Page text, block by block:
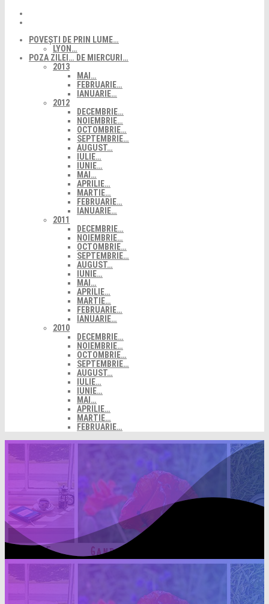
POVEȘTI DE PRIN LUME…
LYON…
POZA ZILEI… DE MIERCURI…
2013
MAI…
FEBRUARIE…
IANUARIE…
2012
DECEMBRIE…
NOIEMBRIE…
OCTOMBRIE…
SEPTEMBRIE…
AUGUST…
IULIE…
IUNIE…
MAI…
APRILIE…
MARTIE…
FEBRUARIE…
IANUARIE…
2011
DECEMBRIE…
NOIEMBRIE…
OCTOMBRIE…
SEPTEMBRIE…
AUGUST…
IUNIE…
MAI…
APRILIE…
MARTIE…
FEBRUARIE…
IANUARIE…
2010
DECEMBRIE…
NOIEMBRIE…
OCTOMBRIE…
SEPTEMBRIE…
AUGUST…
IULIE…
IUNIE…
MAI…
APRILIE…
MARTIE…
FEBRUARIE…